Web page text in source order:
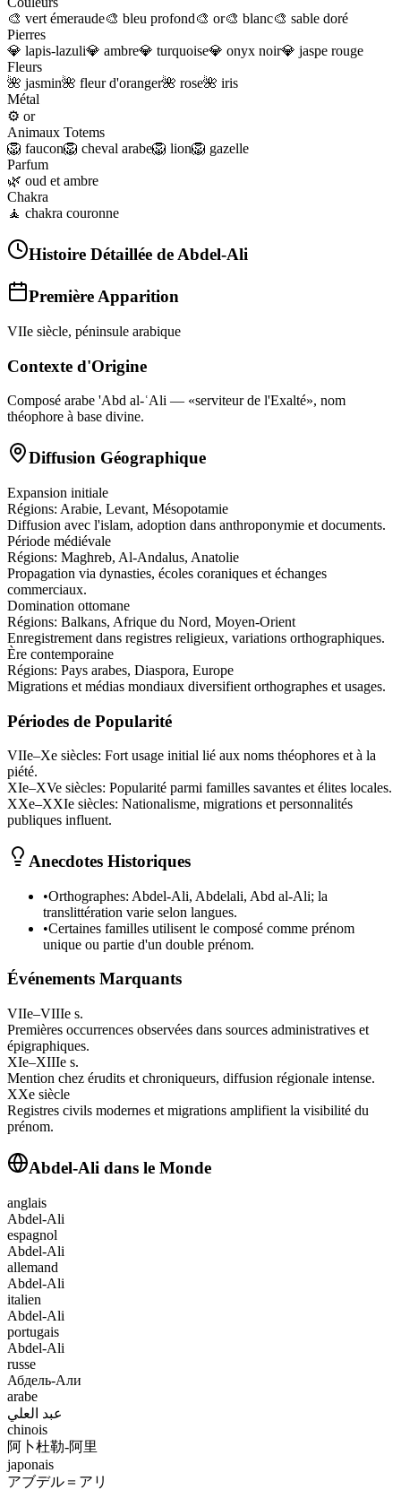
🎨 vert émeraude🎨 bleu profond🎨 or🎨 blanc🎨 sable doré
Pierres
💎 lapis-lazuli💎 ambre💎 turquoise💎 onyx noir💎 jaspe rouge
Fleurs
🌺 jasmin🌺 fleur d'oranger🌺 rose🌺 iris
Métal
⚙️ or
Animaux Totems
🦁 faucon🦁 cheval arabe🦁 lion🦁 gazelle
Parfum
🌿 oud et ambre
Chakra
🧘 chakra couronne
Histoire Détaillée de Abdel-Ali
Première Apparition
VIIe siècle, péninsule arabique
Contexte d'Origine
Composé arabe 'Abd al-ʿAli — «serviteur de l'Exalté», nom
théophore à base divine.
Diffusion Géographique
Expansion initiale
Régions: Arabie, Levant, Mésopotamie
Diffusion avec l'islam, adoption dans anthroponymie et documents.
Période médiévale
Régions: Maghreb, Al-Andalus, Anatolie
Propagation via dynasties, écoles coraniques et échanges
commerciaux.
Domination ottomane
Régions: Balkans, Afrique du Nord, Moyen-Orient
Enregistrement dans registres religieux, variations orthographiques.
Ère contemporaine
Régions: Pays arabes, Diaspora, Europe
Migrations et médias mondiaux diversifient orthographes et usages.
Périodes de Popularité
VIIe–Xe siècles: Fort usage initial lié aux noms théophores et à la
piété.
XIe–XVe siècles: Popularité parmi familles savantes et élites locales.
XXe–XXIe siècles: Nationalisme, migrations et personnalités
publiques influent.
Anecdotes Historiques
•Orthographes: Abdel-Ali, Abdelali, Abd al-Ali; la
translittération varie selon langues.
•Certaines familles utilisent le composé comme prénom
unique ou partie d'un double prénom.
Événements Marquants
VIIe–VIIIe s.
Premières occurrences observées dans sources administratives et
épigraphiques.
XIe–XIIIe s.
Mention chez érudits et chroniqueurs, diffusion régionale intense.
XXe siècle
Registres civils modernes et migrations amplifient la visibilité du
prénom.
Abdel-Ali dans le Monde
anglais
Abdel-Ali
espagnol
Abdel-Ali
allemand
Abdel-Ali
italien
Abdel-Ali
portugais
Abdel-Ali
russe
Абдель-Али
arabe
عبد العلي
chinois
阿卜杜勒-阿里
japonais
アブデル＝アリ